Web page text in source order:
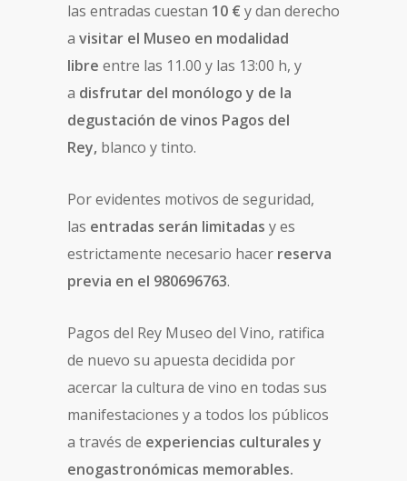
las entradas cuestan 10 € y dan derecho
a visitar el Museo en modalidad
libre entre las 11.00 y las 13:00 h, y
a disfrutar del monólogo y de la
degustación de vinos Pagos del
Rey, blanco y tinto.
Por evidentes motivos de seguridad,
las entradas serán limitadas y es
estrictamente necesario hacer reserva
previa en el 980696763.
Pagos del Rey Museo del Vino, ratifica
de nuevo su apuesta decidida por
acercar la cultura de vino en todas sus
manifestaciones y a todos los públicos
a través de experiencias culturales y
enogastronómicas memorables.